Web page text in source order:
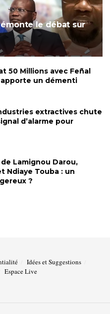
le débat sur
50 Millions avec Feñal
un démenti
extractives chute
d’alarme pour
Lamignou Darou,
Ndiaye Touba : un
?
Idées et Suggestions
Espace Live